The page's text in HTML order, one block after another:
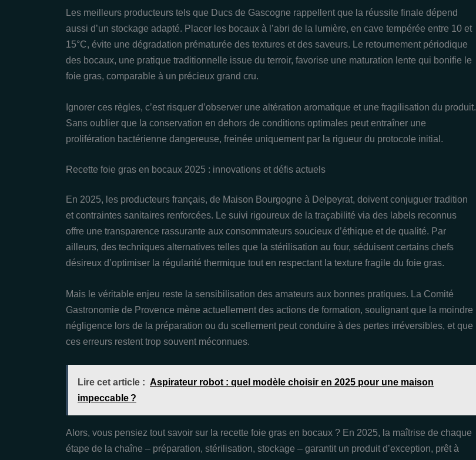
Les meilleurs producteurs tels que Ducs de Gascogne rappellent que la réussite finale dépend
aussi d’un stockage adapté. Placer les bocaux à l’abri de la lumière, en cave tempérée entre 10 et
15°C, évite une dégradation prématurée des textures et des saveurs. Le retournement périodique
des bocaux, une pratique traditionnelle issue du terroir, favorise une maturation lente qui bonifie le
foie gras, comparable à un précieux grand cru.
Ignorer ces règles, c’est risquer d’observer une altération aromatique et une fragilisation du produit.
Sans oublier que la conservation en dehors de conditions optimales peut entraîner une
prolifération bactérienne dangereuse, freinée uniquement par la rigueur du protocole initial.
Recette foie gras en bocaux 2025 : innovations et défis actuels
En 2025, les producteurs français, de Maison Bourgogne à Delpeyrat, doivent conjuguer tradition
et contraintes sanitaires renforcées. Le suivi rigoureux de la traçabilité via des labels reconnus
offre une transparence rassurante aux consommateurs soucieux d’éthique et de qualité. Par
ailleurs, des techniques alternatives telles que la stérilisation au four, séduisent certains chefs
désireux d’optimiser la régularité thermique tout en respectant la texture fragile du foie gras.
Mais le véritable enjeu reste la sensibilisation des amateurs aux bonnes pratiques. La Comité
Gastronomie de Provence mène actuellement des actions de formation, soulignant que la moindre
négligence lors de la préparation ou du scellement peut conduire à des pertes irréversibles, et que
ces erreurs restent trop souvent méconnues.
Lire cet article : Aspirateur robot : quel modèle choisir en 2025 pour une maison
impeccable ?
Alors, vous pensiez tout savoir sur la recette foie gras en bocaux ? En 2025, la maîtrise de chaque
étape de la chaîne – préparation, stérilisation, stockage – garantit un produit d’exception, prêt à